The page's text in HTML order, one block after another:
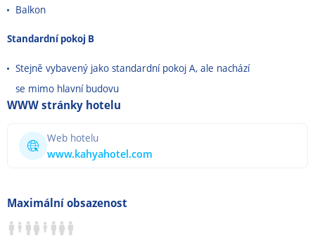
Balkon
Standardní pokoj B
Stejně vybavený jako standardní pokoj A, ale nachází
se mimo hlavní budovu
WWW stránky hotelu
Web hotelu
www.kahyahotel.com
Maximální obsazenost